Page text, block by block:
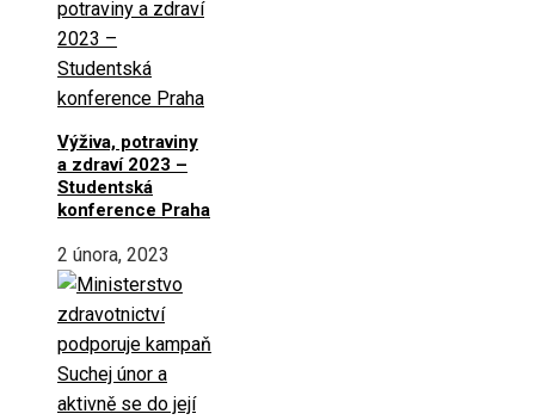
Výživa, potraviny
a zdraví 2023 –
Studentská
konference Praha
2 února, 2023